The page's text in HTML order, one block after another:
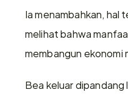
Ia menambahkan, hal
melihat bahwa
membangun ekonomi
Bea keluar